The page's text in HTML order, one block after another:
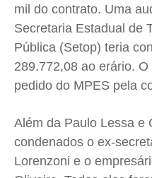
mil do contrato. Uma
Secretaria Estadual de
Pública (Setop) teria
289.772,08 ao erário.
pedido do MPES pela
Além da Paulo Lessa e
condenados o ex-
Lorenzoni e o